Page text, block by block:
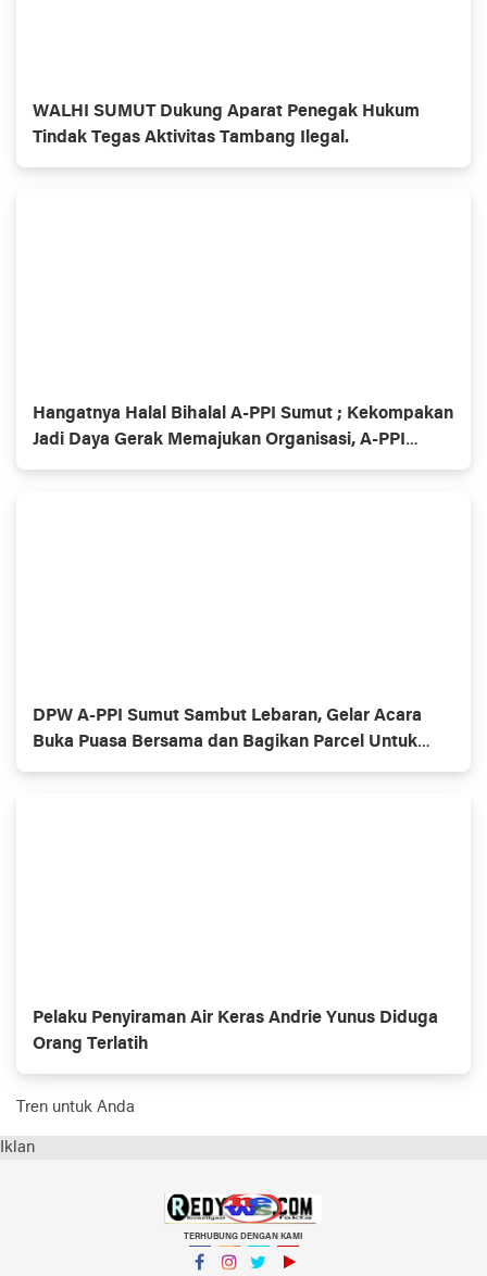
WALHI SUMUT Dukung Aparat Penegak Hukum
Tindak Tegas Aktivitas Tambang Ilegal.
Hangatnya Halal Bihalal A-PPI Sumut ; Kekompakan
Jadi Daya Gerak Memajukan Organisasi, A-PPI
Dukung Profesi Wartawan Sepanjang Masa
DPW A-PPI Sumut Sambut Lebaran, Gelar Acara
Buka Puasa Bersama dan Bagikan Parcel Untuk
Anggota
Pelaku Penyiraman Air Keras Andrie Yunus Diduga
Orang Terlatih
Tren untuk Anda
Iklan
TERHUBUNG DENGAN KAMI